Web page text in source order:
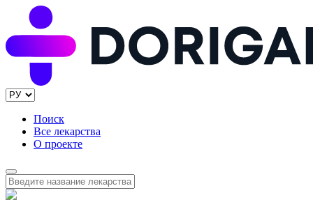
Поиск
Все лекарства
О проекте